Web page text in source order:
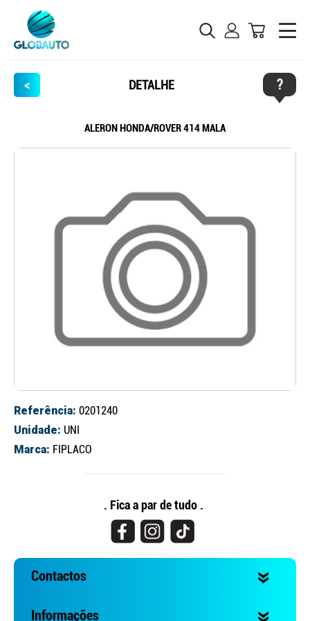
< DETALHE ?
ALERON HONDA/ROVER 414 MALA
Referência: 0201240
Unidade: UNI
Marca: FIPLACO
. Fica a par de tudo .
Contactos
Informações